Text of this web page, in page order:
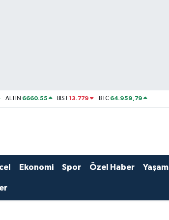
ALTIN 6660.55 BİST13.779 BTC 64.959,79
Ekonomi Spor Özel Haber Yaşam